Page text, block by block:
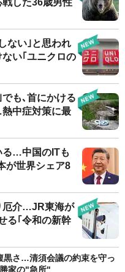
ない｣と思われ
い｢ユニクロの
も､首にかける
中症対策に最
る…中国のITも
が世界シェア8
厄介…JR東海が
る｢令和の新幹
黒さ…清須会議の約束を守っ
家の"急所"